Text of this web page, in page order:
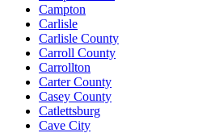
Campton
Carlisle
Carlisle County
Carroll County
Carrollton
Carter County
Casey County
Catlettsburg
Cave City